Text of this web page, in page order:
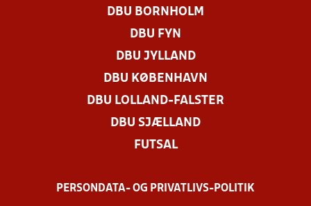
DBU BORNHOLM
DBU FYN
DBU JYLLAND
DBU KØBENHAVN
DBU LOLLAND-FALSTER
DBU SJÆLLAND
FUTSAL
PERSONDATA- OG PRIVATLIVS-POLITIK